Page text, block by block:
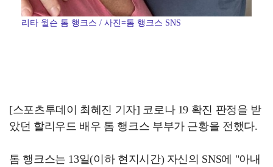
리타 윌슨 톰 행크스 / 사진=톰 행크스 SNS
[스포츠투데이 최혜진 기자] 코로나 19 확진 판정을 받
았던 할리우드 배우 톰 행크스 부부가 근황을 전했다.
톰 행크스는 13일(이하 현지시간) 자신의 SNS에 "아내